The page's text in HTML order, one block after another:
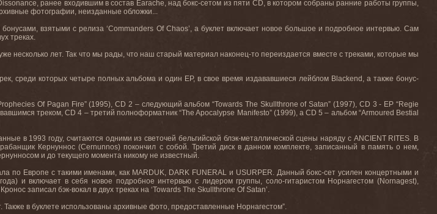
ранее входившим в состав Earache, над бокс-сетом из пяти CD, в котором собраны ранние работы группы,
фотографии, неизданные обложки...
взятыми с релиза ‘Commanders Of Chaos’, а буклет включает новое большое и подробное интервью. Сам
треках.
несколько лет. Так что мы рады, что наш старый материал наконец-то переиздается вместе с треками, которые мы
среди которых четыре полных альбома и один EP, в свое время издававшиеся лейблом Blackend, а также бонус-
Of Pagan Fire” (1995), CD 2 – следующий альбом “Towards The Skullthrone of Satan” (1997), CD 3 - EP “Regie
треком, CD 4 – третий полноформатник “The Apocalypse Manifesto” (1999), а CD 5 – альбом “Armoured Bestial
в 1993 году, считаются одними из светочей бельгийской блэк-металлической сцены наряду с ANCIENT RITES. В
Кернуннос (Cernunnos) покончил с собой. Третий диск в данном комплекте, записанный в память о нем,
и до текущего момента никому не известный.
по Европе с такими именами, как MARDUK, DARK FUNERAL и USURPER. Данный бокс-сет усилен концертными и
и включает в себя новое подробное интервью с лидером группы, соло-гитаристом Норнагестом (Nornagest),
записал бэк-вокал в двух треках на ‘Towards The Skullthrone Of Satan’.
в буклете использованы архивные фото, предоставленные Норнагестом”.